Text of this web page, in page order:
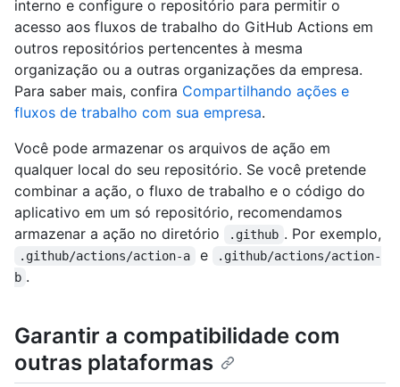
interno e configure o repositório para permitir o
acesso aos fluxos de trabalho do GitHub Actions em
outros repositórios pertencentes à mesma
organização ou a outras organizações da empresa.
Para saber mais, confira Compartilhando ações e
fluxos de trabalho com sua empresa.
Você pode armazenar os arquivos de ação em
qualquer local do seu repositório. Se você pretende
combinar a ação, o fluxo de trabalho e o código do
aplicativo em um só repositório, recomendamos
armazenar a ação no diretório
.github . Por exemplo,
.github/actions/action-a e
.github/actions/action-
b .
Garantir a compatibilidade com
outras plataformas